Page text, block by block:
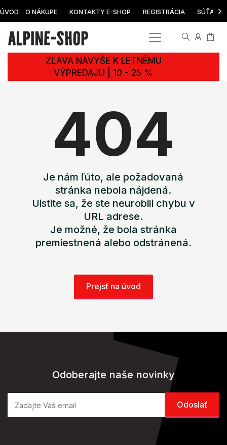
ÚVOD O NÁKUPE KONTAKTY E-SHOP REGISTRÁCIA SÚŤAŽ ›
ZĽAVA NAVYŠE K LETNÉMU
VÝPREDAJU | 10 - 25 %
404
Je nám ľúto, ale požadovaná
stránka nebola nájdená.
Uistite sa, že ste neurobili chybu v
URL adrese.
Je možné, že bola stránka
premiestnená alebo odstránená.
Prejsť na úvod
Odoberajte naše novinky